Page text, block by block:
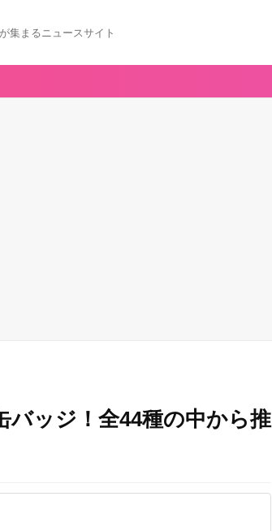
集まるニュースサイト
バッジ！全44種の中から推